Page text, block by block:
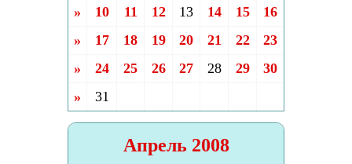
»
10 11 12 13 14 15
16
»
17 18 19 20 21 22
23
»
24 25 26 27 28 29
30
»
31
Апрель 2008